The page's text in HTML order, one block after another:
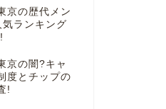
京の歴代メン
ランキング
京の闇?キャ
度とチップの
!